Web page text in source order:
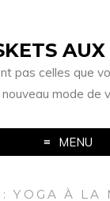
pas celles que
nouveau mode de
MENU
:YOGA À LA